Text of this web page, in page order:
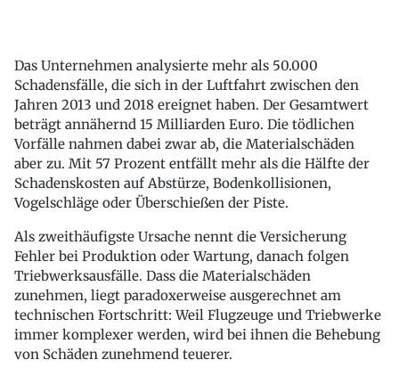
Das Unternehmen analysierte mehr als 50.000
Schadensfälle, die sich in der Luftfahrt zwischen den
Jahren 2013 und 2018 ereignet haben. Der Gesamtwert
beträgt annähernd 15 Milliarden Euro. Die tödlichen
Vorfälle nahmen dabei zwar ab, die Materialschäden
aber zu. Mit 57 Prozent entfällt mehr als die Hälfte der
Schadenskosten auf Abstürze, Bodenkollisionen,
Vogelschläge oder Überschießen der Piste.
Als zweithäufigste Ursache nennt die Versicherung
Fehler bei Produktion oder Wartung, danach folgen
Triebwerksausfälle. Dass die Materialschäden
zunehmen, liegt paradoxerweise ausgerechnet am
technischen Fortschritt: Weil Flugzeuge und Triebwerke
immer komplexer werden, wird bei ihnen die Behebung
von Schäden zunehmend teuerer.